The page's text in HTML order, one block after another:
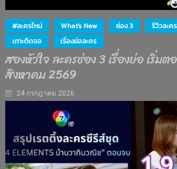
#ละครใหม่ What's New ช่อง 3 รีวิวละค
เกาะติดจอ
เรื่องย่อละคร
สองหัวใจ ละครช่อง 3 เรื่องย่อ เริ่ม
สิงหาคม 2569
24 กรกฎาคม 2026